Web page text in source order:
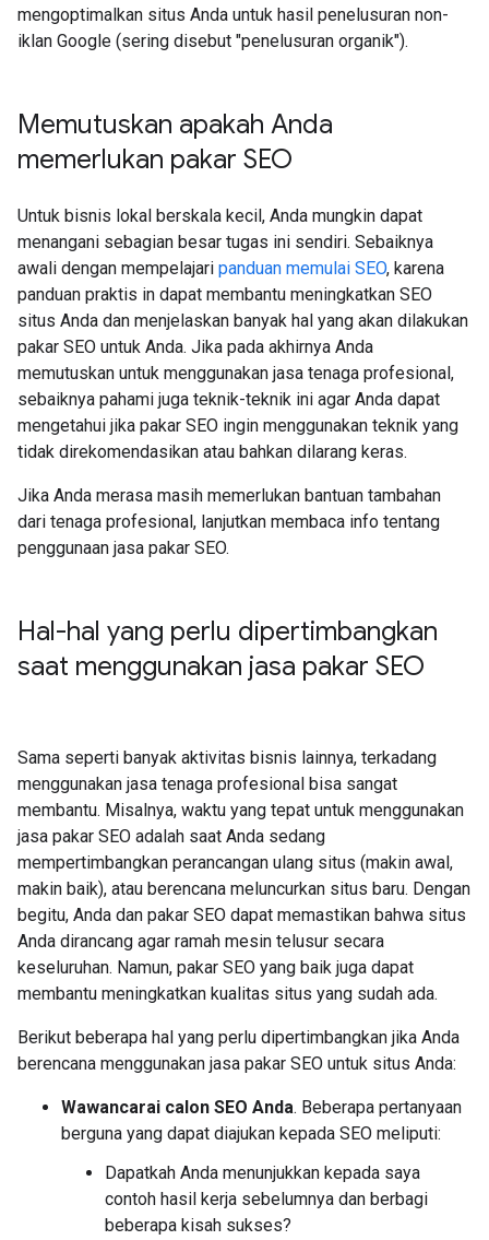
mengoptimalkan situs Anda untuk hasil penelusuran non-
iklan Google (sering disebut "penelusuran organik").
Memutuskan apakah Anda
memerlukan pakar SEO
Untuk bisnis lokal berskala kecil, Anda mungkin dapat
menangani sebagian besar tugas ini sendiri. Sebaiknya
awali dengan mempelajari panduan memulai SEO, karena
panduan praktis in dapat membantu meningkatkan SEO
situs Anda dan menjelaskan banyak hal yang akan dilakukan
pakar SEO untuk Anda. Jika pada akhirnya Anda
memutuskan untuk menggunakan jasa tenaga profesional,
sebaiknya pahami juga teknik-teknik ini agar Anda dapat
mengetahui jika pakar SEO ingin menggunakan teknik yang
tidak direkomendasikan atau bahkan dilarang keras.
Jika Anda merasa masih memerlukan bantuan tambahan
dari tenaga profesional, lanjutkan membaca info tentang
penggunaan jasa pakar SEO.
Hal-hal yang perlu dipertimbangkan
saat menggunakan jasa pakar SEO
Sama seperti banyak aktivitas bisnis lainnya, terkadang
menggunakan jasa tenaga profesional bisa sangat
membantu. Misalnya, waktu yang tepat untuk menggunakan
jasa pakar SEO adalah saat Anda sedang
mempertimbangkan perancangan ulang situs (makin awal,
makin baik), atau berencana meluncurkan situs baru. Dengan
begitu, Anda dan pakar SEO dapat memastikan bahwa situs
Anda dirancang agar ramah mesin telusur secara
keseluruhan. Namun, pakar SEO yang baik juga dapat
membantu meningkatkan kualitas situs yang sudah ada.
Berikut beberapa hal yang perlu dipertimbangkan jika Anda
berencana menggunakan jasa pakar SEO untuk situs Anda:
Wawancarai calon SEO Anda. Beberapa pertanyaan
berguna yang dapat diajukan kepada SEO meliputi:
Dapatkah Anda menunjukkan kepada saya
contoh hasil kerja sebelumnya dan berbagi
beberapa kisah sukses?